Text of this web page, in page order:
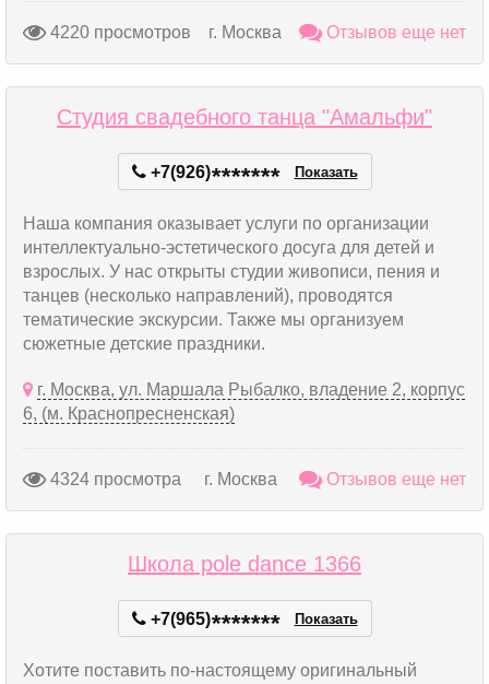
4220 просмотров г. Москва Отзывов еще нет
Студия свадебного танца "Амальфи"
+7(926)******* Показать
Наша компания оказывает услуги по организации
интеллектуально-эстетического досуга для детей и
взрослых. У нас открыты студии живописи, пения и
танцев (несколько направлений), проводятся
тематические экскурсии. Также мы организуем
сюжетные детские праздники.
г. Москва, ул. Маршала Рыбалко, владение 2, корпус
6, (м. Краснопресненская)
4324 просмотра г. Москва Отзывов еще нет
Школа pole dance 1366
+7(965)******* Показать
Хотите поставить по-настоящему оригинальный